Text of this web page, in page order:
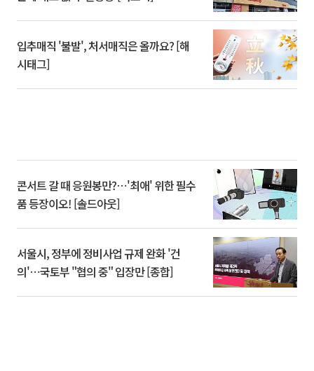
입추매직 '불발', 처서매직은 올까요? [해
시태그]
콘서트 갈 때 응원봉만?⋯'최애' 위한 필수
품 등장이오! [솔드아웃]
서울시, 정부에 정비사업 규제 완화 '건
의'⋯국토부 "협의 중" 입장만 [종합]